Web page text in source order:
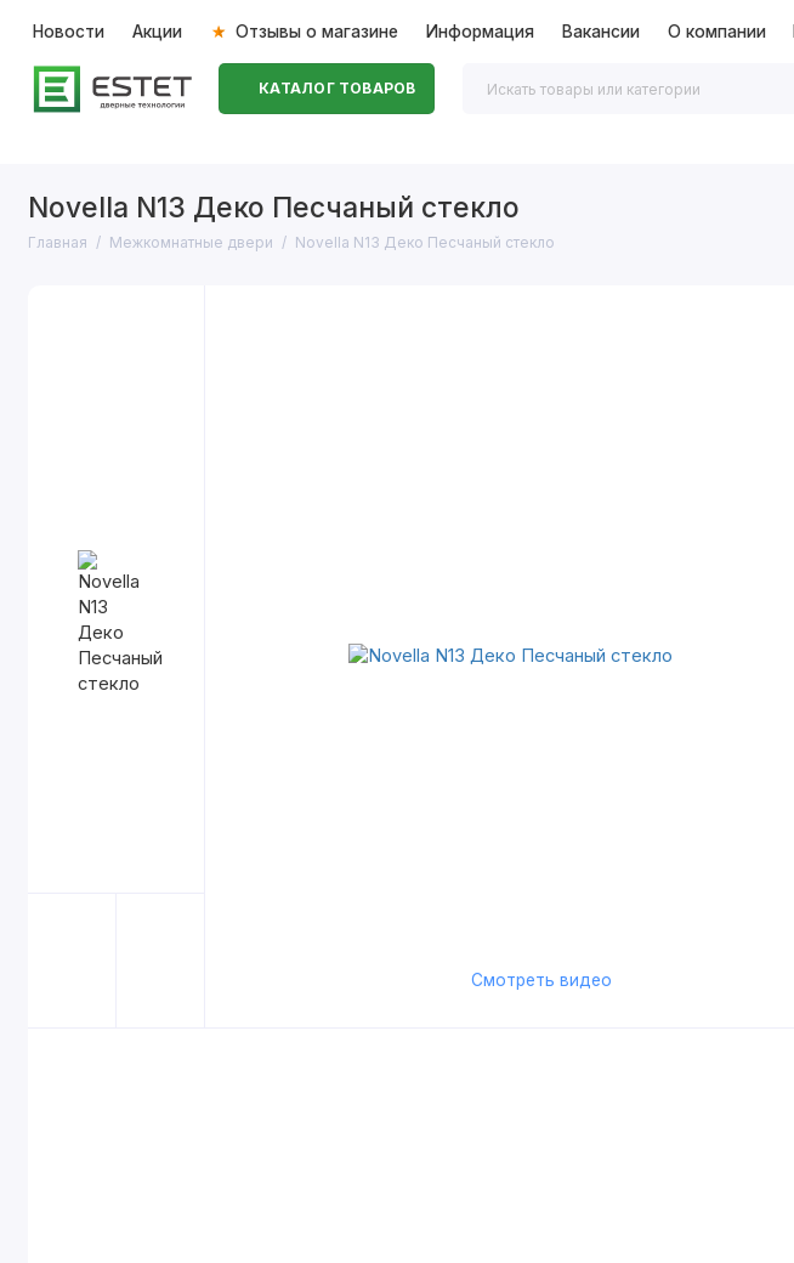
Новости Акции Отзывы о магазине Информация Вакансии О компании
КАТАЛОГ ТОВАРОВ
Novella N13 Деко Песчаный стекло
Главная Межкомнатные двери Novella N13 Деко Песчаный стекло
Смотреть видео